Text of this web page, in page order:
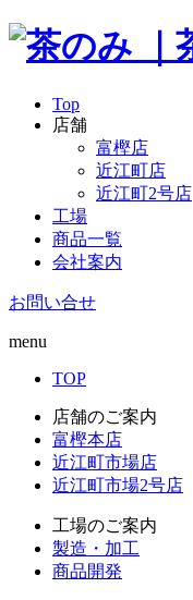
Top
店舗
富樫店
近江町店
近江町2号店
工場
商品一覧
会社案内
お問い合せ
menu
TOP
店舗のご案内
富樫本店
近江町市場店
近江町市場2号店
工場のご案内
製造・加工
商品開発